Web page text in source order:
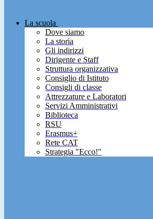
La scuola
Dove siamo
La storia
Gli indirizzi
Dirigente e Staff
Struttura organizzativa
Consiglio di Istituto
Consigli di classe
Attrezzature e Laboratori
Servizi Amministrativi
Biblioteca
RSU
Erasmus+
Rete CAT
Strategia "Ecco!"